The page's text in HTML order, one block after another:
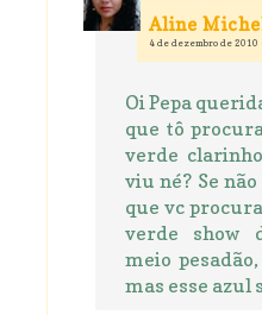
Aline
4 de dezembro de 2010
Oi Pepa
que tô
verde
viu né? Se
que vc
verde show
meio
mas esse azul